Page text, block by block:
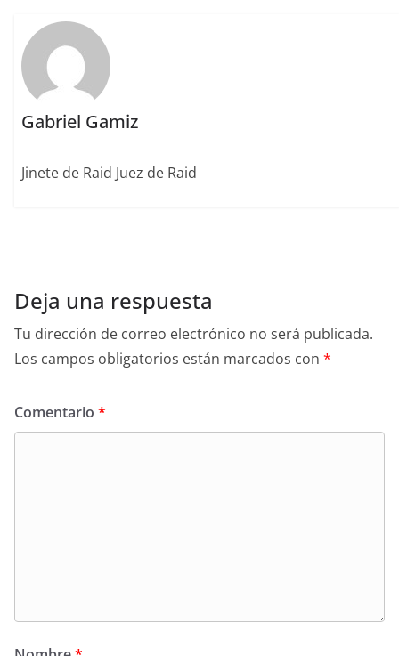
Gabriel Gamiz
Jinete de Raid Juez de Raid
Deja una respuesta
Tu dirección de correo electrónico no será publicada.
Los campos obligatorios están marcados con *
Comentario *